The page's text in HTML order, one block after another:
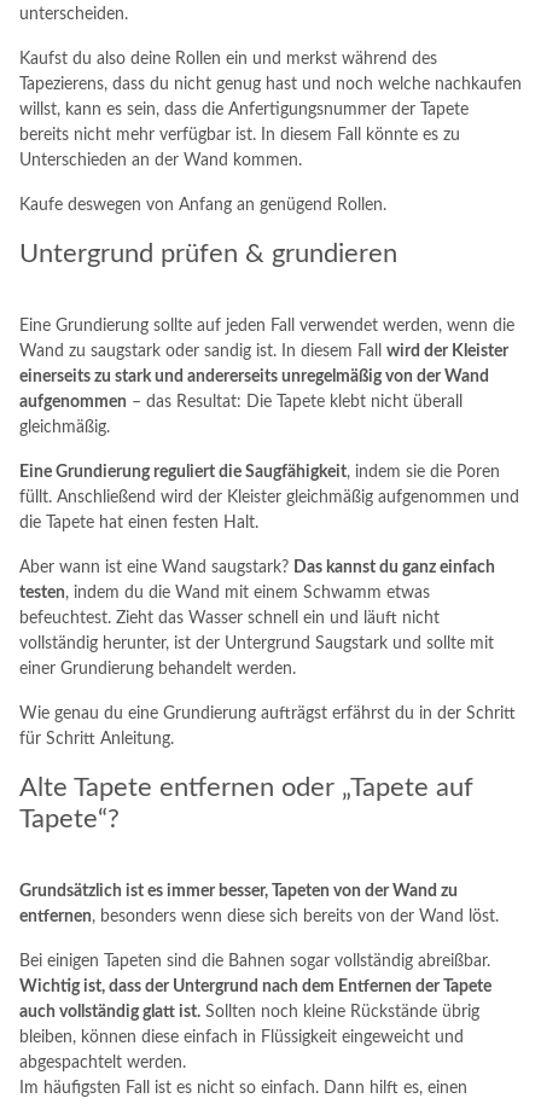
unterscheiden.
Kaufst du also deine Rollen ein und merkst während des
Tapezierens, dass du nicht genug hast und noch welche nachkaufen
willst, kann es sein, dass die Anfertigungsnummer der Tapete
bereits nicht mehr verfügbar ist. In diesem Fall könnte es zu
Unterschieden an der Wand kommen.
Kaufe deswegen von Anfang an genügend Rollen.
Untergrund prüfen & grundieren
Eine Grundierung sollte auf jeden Fall verwendet werden, wenn die
Wand zu saugstark oder sandig ist. In diesem Fall wird der Kleister
einerseits zu stark und andererseits unregelmäßig von der Wand
aufgenommen – das Resultat: Die Tapete klebt nicht überall
gleichmäßig.
Eine Grundierung reguliert die Saugfähigkeit, indem sie die Poren
füllt. Anschließend wird der Kleister gleichmäßig aufgenommen und
die Tapete hat einen festen Halt.
Aber wann ist eine Wand saugstark? Das kannst du ganz einfach
testen, indem du die Wand mit einem Schwamm etwas
befeuchtest. Zieht das Wasser schnell ein und läuft nicht
vollständig herunter, ist der Untergrund Saugstark und sollte mit
einer Grundierung behandelt werden.
Wie genau du eine Grundierung aufträgst erfährst du in der Schritt
für Schritt Anleitung.
Alte Tapete entfernen oder „Tapete auf
Tapete“?
Grundsätzlich ist es immer besser, Tapeten von der Wand zu
entfernen, besonders wenn diese sich bereits von der Wand löst.
Bei einigen Tapeten sind die Bahnen sogar vollständig abreißbar.
Wichtig ist, dass der Untergrund nach dem Entfernen der Tapete
auch vollständig glatt ist. Sollten noch kleine Rückstände übrig
bleiben, können diese einfach in Flüssigkeit eingeweicht und
abgespachtelt werden.
Im häufigsten Fall ist es nicht so einfach. Dann hilft es, einen